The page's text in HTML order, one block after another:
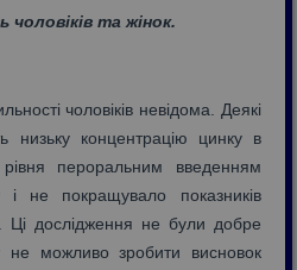
та жінок.
чоловіків невідома. Деякі
низьку концентрацію цинку в
пероральним введенням
не покращувало показників
Ці дослідження не були добре
не можливо зробити висновок